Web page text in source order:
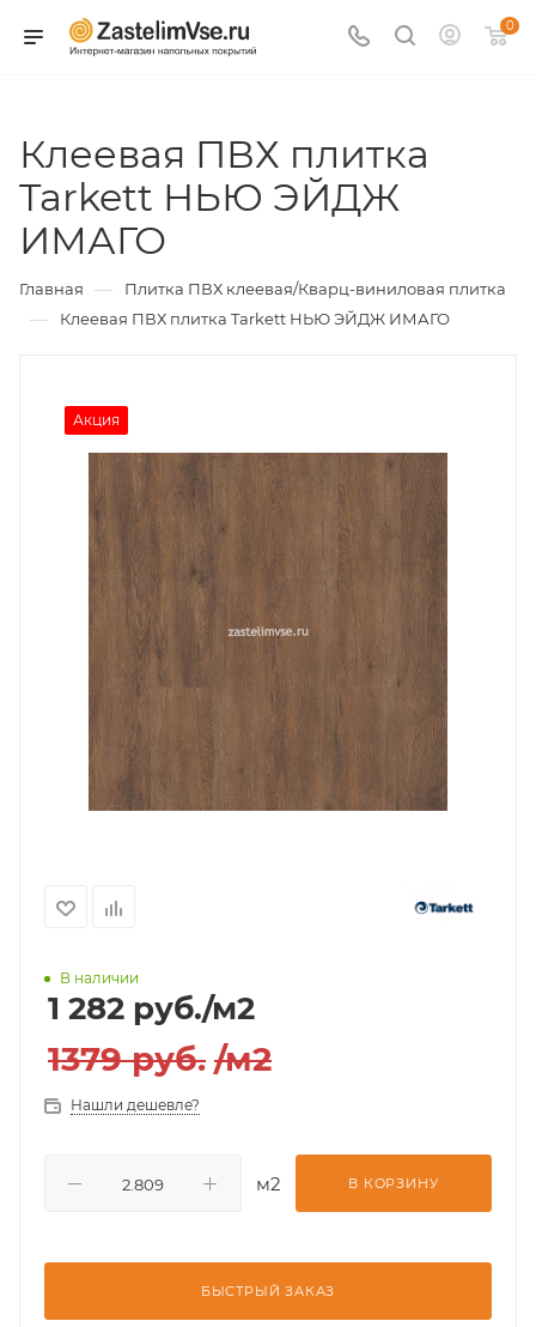
0
Клеевая ПВХ плитка
Tarkett НЬЮ ЭЙДЖ
ИМАГО
Главная — Плитка ПВХ клеевая/Кварц-виниловая плитка
— Клеевая ПВХ плитка Tarkett НЬЮ ЭЙДЖ ИМАГО
Акция
В наличии
1 282 руб./м2
1379 руб. /м2
Нашли дешевле?
м2 В КОРЗИНУ
БЫСТРЫЙ ЗАКАЗ